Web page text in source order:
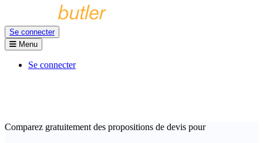
Se connecter
Menu
Se connecter
Comparez gratuitement des propositions de devis pour